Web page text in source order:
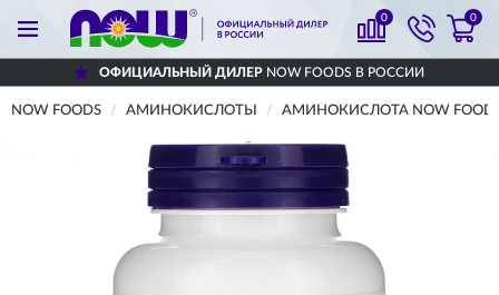
0 0
ОФИЦИАЛЬНЫЙ ДИЛЕРNOW FOODS В РОССИИ
NOW FOODS АМИНОКИСЛОТЫ АМИНОКИСЛОТА NOW FOODS